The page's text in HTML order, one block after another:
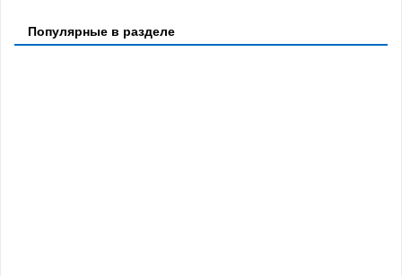
Популярные в разделе